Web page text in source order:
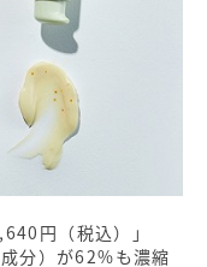
円（税込）」
分）が62%も濃縮